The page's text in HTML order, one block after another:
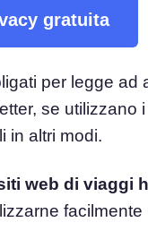
per gestione del consenso
gratuita
per legge ad
se utilizzano
in altri modi.
web di viaggi
facilmente